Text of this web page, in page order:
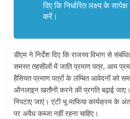
दिए कि निर्धारित लक्ष्य के
करें।
डीएम ने निर्देश दिए कि राजस्व विभाग से
समस्त तहसीलों में जाति प्रमाण पत्र, आय
हैसियत प्रमाण पत्रों के लंम्बित आवेदनों को
ऑनलाइन खतौनी करने की प्रगति बढ़ाई
निपटाए जाएं। एंटी भू माफिया कार्यक्रम के
पर अवैध कब्जा नहीं रहना चाहिए।